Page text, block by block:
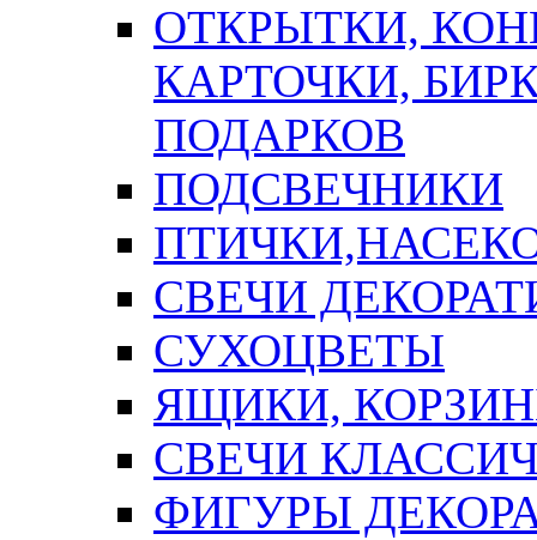
ОТКРЫТКИ,
КАРТОЧКИ,
ПОДАРКОВ
ПОДСВЕЧНИКИ
СВЕЧИ
СУХОЦВЕТЫ
ЯЩИКИ,
СВЕЧИ
ФИГУРЫ